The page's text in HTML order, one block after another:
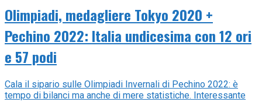
Olimpiadi, medagliere Tokyo 2020 +
Pechino 2022: Italia undicesima con 12 ori
e 57 podi
Cala il sipario sulle Olimpiadi Invernali di Pechino 2022: è
tempo di bilanci ma anche di mere statistiche. Interessante